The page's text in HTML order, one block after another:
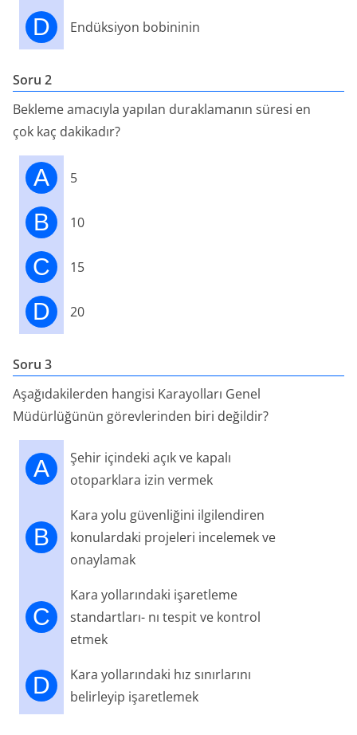
D Endüksiyon bobininin
Soru 2
Bekleme amacıyla yapılan duraklamanın süresi en
çok kaç dakikadır?
A 5
B 10
C 15
D 20
Soru 3
Aşağıdakilerden hangisi Karayolları Genel
Müdürlüğünün görevlerinden biri değildir?
A
Şehir içindeki açık ve kapalı
otoparklara izin vermek
B
Kara yolu güvenliğini ilgilendiren
konulardaki projeleri incelemek ve
onaylamak
C
Kara yollarındaki işaretleme
standartları- nı tespit ve kontrol
etmek
D
Kara yollarındaki hız sınırlarını
belirleyip işaretlemek